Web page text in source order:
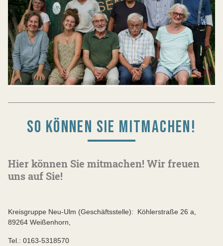
SO KÖNNEN SIE MITMACHEN!
Hier können Sie mitmachen! Wir freuen
uns auf Sie!
Kreisgruppe Neu-Ulm (Geschäftsstelle):
Köhlerstraße 26 a,
89264 Weißenhorn,
Tel.: 0163-5318570